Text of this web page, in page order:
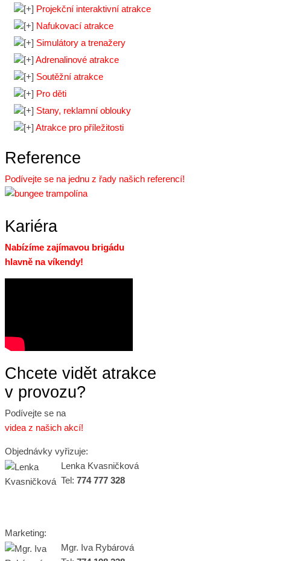
Projekční interaktivní atrakce
Nafukovací atrakce
Simulátory a trenažery
Adrenalinové atrakce
Soutěžní atrakce
Pro děti
Stany, reklamní oblouky
Atrakce pro příležitosti
Reference
Podívejte se na jednu z řady našich referencí!
Kariéra
Nabízíme zajímavou brigádu
hlavně na víkendy!
Chcete vidět atrakce
v provozu?
Podívejte se na
videa z našich akcí!
Objednávky vyřizuje:
Lenka Kvasničková
Tel: 774 777 328
Marketing:
Mgr. Iva Rybárová